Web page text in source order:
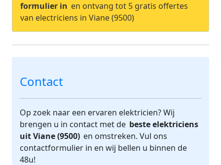
formulier in en ontvang tot 5 gratis offertes
van electriciens in Viane (9500)
Contact
Op zoek naar een ervaren elektricien? Wij
brengen u in contact met de beste elektriciens
uit Viane (9500) en omstreken. Vul ons
contactformulier in en wij bellen u binnen de
48u!